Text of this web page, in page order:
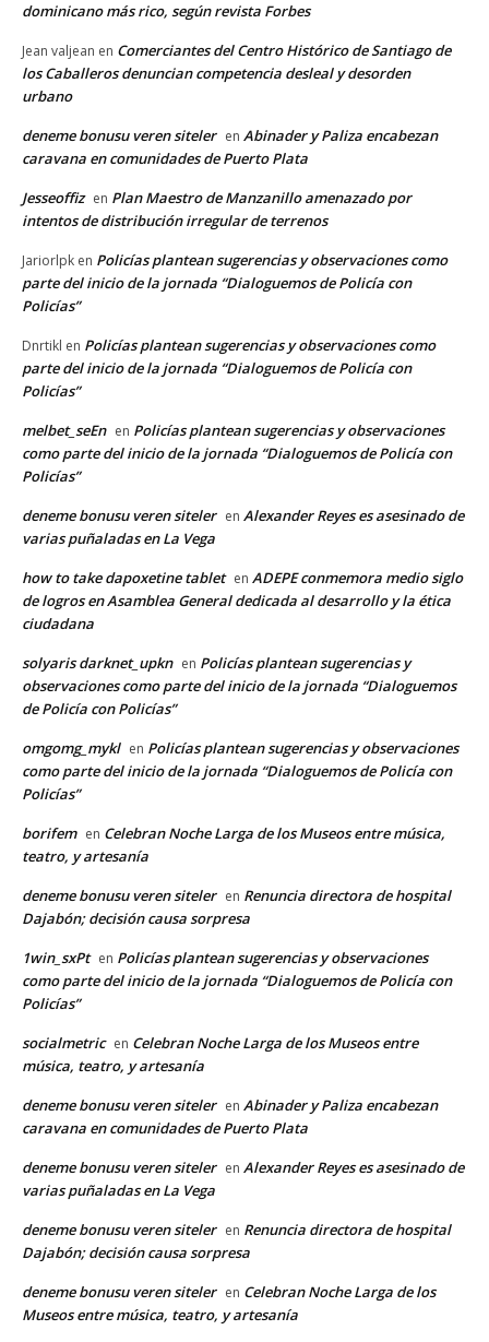
dominicano más rico, según revista Forbes
Jean valjean en Comerciantes del Centro Histórico de Santiago de
los Caballeros denuncian competencia desleal y desorden
urbano
deneme bonusu veren siteler en Abinader y Paliza encabezan
caravana en comunidades de Puerto Plata
Jesseoffiz en Plan Maestro de Manzanillo amenazado por
intentos de distribución irregular de terrenos
Jariorlpk en Policías plantean sugerencias y observaciones como
parte del inicio de la jornada “Dialoguemos de Policía con
Policías”
Dnrtikl en Policías plantean sugerencias y observaciones como
parte del inicio de la jornada “Dialoguemos de Policía con
Policías”
melbet_seEn en Policías plantean sugerencias y observaciones
como parte del inicio de la jornada “Dialoguemos de Policía con
Policías”
deneme bonusu veren siteler en Alexander Reyes es asesinado de
varias puñaladas en La Vega
how to take dapoxetine tablet en ADEPE conmemora medio siglo
de logros en Asamblea General dedicada al desarrollo y la ética
ciudadana
solyaris darknet_upkn en Policías plantean sugerencias y
observaciones como parte del inicio de la jornada “Dialoguemos
de Policía con Policías”
omgomg_mykl en Policías plantean sugerencias y observaciones
como parte del inicio de la jornada “Dialoguemos de Policía con
Policías”
borifem en Celebran Noche Larga de los Museos entre música,
teatro, y artesanía
deneme bonusu veren siteler en Renuncia directora de hospital
Dajabón; decisión causa sorpresa
1win_sxPt en Policías plantean sugerencias y observaciones
como parte del inicio de la jornada “Dialoguemos de Policía con
Policías”
socialmetric en Celebran Noche Larga de los Museos entre
música, teatro, y artesanía
deneme bonusu veren siteler en Abinader y Paliza encabezan
caravana en comunidades de Puerto Plata
deneme bonusu veren siteler en Alexander Reyes es asesinado de
varias puñaladas en La Vega
deneme bonusu veren siteler en Renuncia directora de hospital
Dajabón; decisión causa sorpresa
deneme bonusu veren siteler en Celebran Noche Larga de los
Museos entre música, teatro, y artesanía